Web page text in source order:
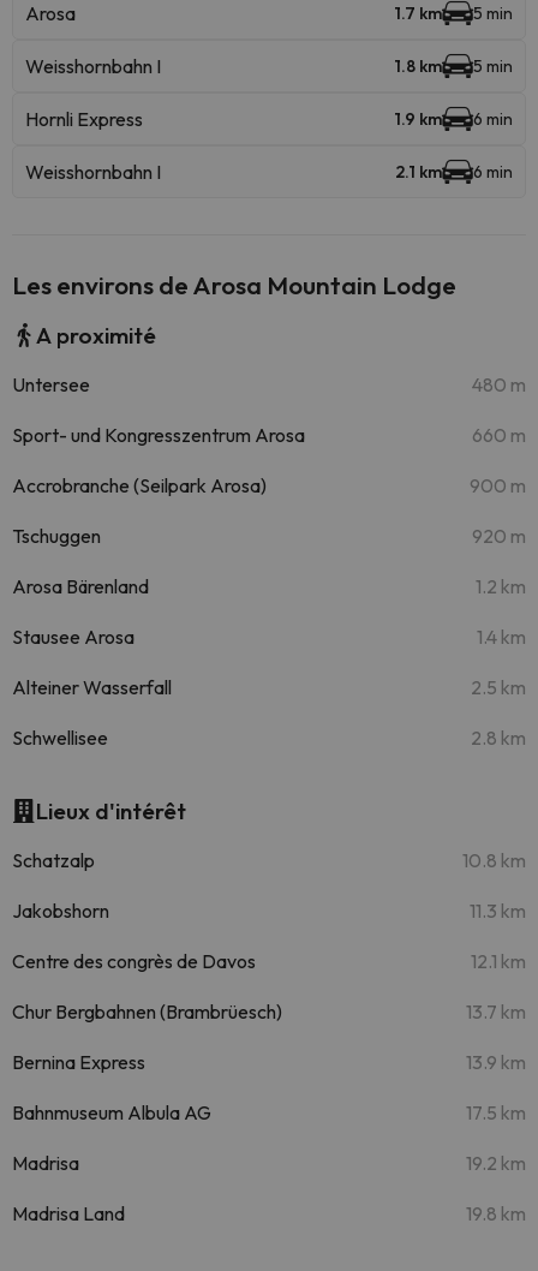
Arosa 1.7 km 5 min
Weisshornbahn I 1.8 km 5 min
Hornli Express 1.9 km 6 min
Weisshornbahn I 2.1 km 6 min
Les environs de Arosa Mountain Lodge
A proximité
Untersee 480 m
Sport- und Kongresszentrum Arosa 660 m
Accrobranche (Seilpark Arosa) 900 m
Tschuggen 920 m
Arosa Bärenland 1.2 km
Stausee Arosa 1.4 km
Alteiner Wasserfall 2.5 km
Schwellisee 2.8 km
Lieux d'intérêt
Schatzalp 10.8 km
Jakobshorn 11.3 km
Centre des congrès de Davos 12.1 km
Chur Bergbahnen (Brambrüesch) 13.7 km
Bernina Express 13.9 km
Bahnmuseum Albula AG 17.5 km
Madrisa 19.2 km
Madrisa Land 19.8 km